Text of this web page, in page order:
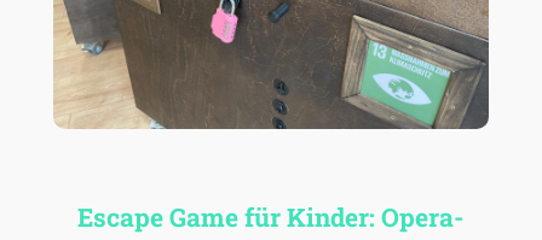
Escape Game für Kinder: Opera­